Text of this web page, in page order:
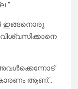
”
ഇങ്ങനൊരു
അവൾക്കെന്നോട്
ആണ്…